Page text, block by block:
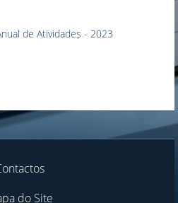
de Atividades - 2023
do Site